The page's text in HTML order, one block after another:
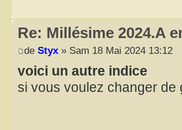
Re: Millésime 2024.A
de Styx » Sam 18 Mai 2024 13:12
voici un autre indice
si vous voulez changer